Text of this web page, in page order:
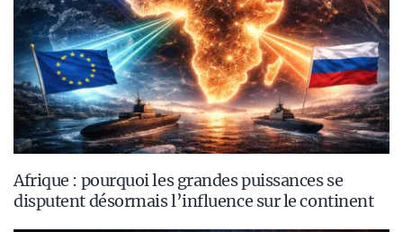
Afrique : pourquoi les grandes puissances se
disputent désormais l’influence sur le continent